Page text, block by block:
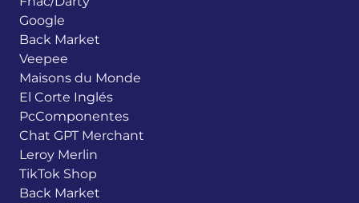
Google
Back Market
Veepee
Maisons du Monde
El Corte Inglés
PcComponentes
Chat GPT Merchant
Leroy Merlin
TikTok Shop
Back Market